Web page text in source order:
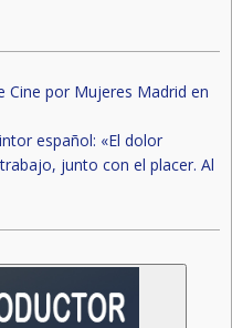
Cine por Mujeres Madrid en
español: «El dolor
junto con el placer. Al